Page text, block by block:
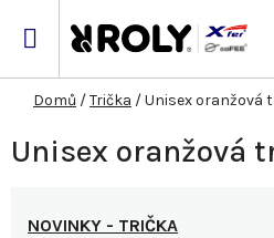
Domů /Trička /Unisex oranžová
Unisex oranžová
NOVINKY - TRIČKA